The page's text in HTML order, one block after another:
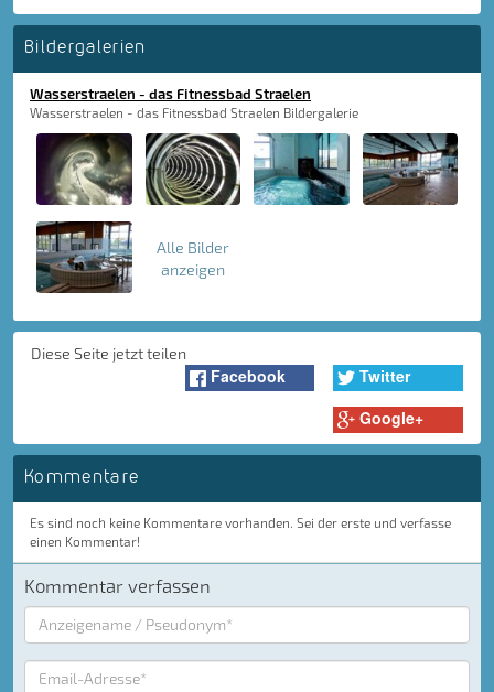
Bildergalerien
Wasserstraelen - das Fitnessbad Straelen
Wasserstraelen - das Fitnessbad Straelen Bildergalerie
Alle Bilder
anzeigen
Diese Seite jetzt teilen
Facebook
Twitter
Google+
Kommentare
Es sind noch keine Kommentare vorhanden. Sei der erste und verfasse
einen Kommentar!
Kommentar verfassen